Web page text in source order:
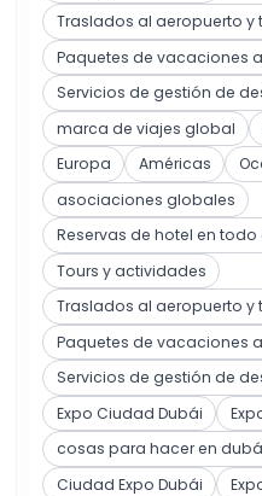
Traslados al aeropuerto y
Paquetes de vacaciones
Servicios de gestión de
marca de viajes global
Europa
Américas
asociaciones globales
Reservas de hotel en
Tours y actividades
Traslados al aeropuerto y
Paquetes de vacaciones
Servicios de gestión de
Expo Ciudad Dubái
cosas para hacer en
Ciudad Expo Dubái